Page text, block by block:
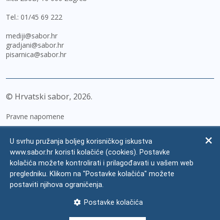
Tel.: 01/45 69 222
mediji@sabor.hr
gradjani@sabor.hr
pisarnica@sabor.hr
© Hrvatski sabor, 2026
Pravne napomene
Zaštita osobnih podataka
Impressum
Česta pitanja
U svrhu pružanja boljeg korisničkog iskustva
www.sabor.hr koristi kolačiće (cookies). Postavke
kolačića možete kontrolirati i prilagođavati u vašem web
pregledniku. Klikom na "Postavke kolačića" možete
postaviti njihova ograničenja.
Postavke kolačića